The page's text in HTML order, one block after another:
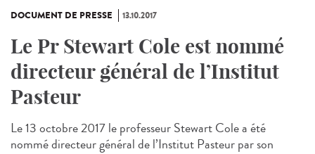
DOCUMENT DE PRESSE 13.10.2017
Le Pr Stewart Cole est nommé
directeur général de l’Institut
Pasteur
Le 13 octobre 2017 le professeur Stewart Cole a été
nommé directeur général de l’Institut Pasteur par son